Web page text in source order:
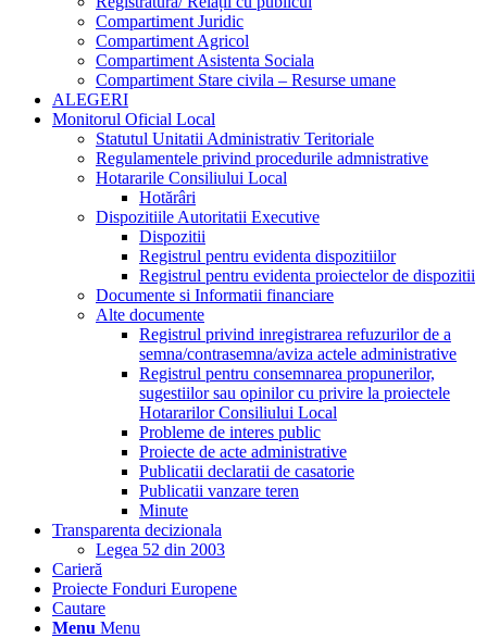
Compartiment Juridic
Compartiment Agricol
Compartiment Asistenta Sociala
Compartiment Stare civila – Resurse umane
ALEGERI
Monitorul Oficial Local
Statutul Unitatii Administrativ Teritoriale
Regulamentele privind procedurile admnistrative
Hotararile Consiliului Local
Hotărâri
Dispozitiile Autoritatii Executive
Dispozitii
Registrul pentru evidenta dispozitiilor
Registrul pentru evidenta proiectelor de dispozitii
Documente si Informatii financiare
Alte documente
Registrul privind inregistrarea refuzurilor de a
semna/contrasemna/aviza actele administrative
Registrul pentru consemnarea propunerilor,
sugestiilor sau opinilor cu privire la proiectele
Hotararilor Consiliului Local
Probleme de interes public
Proiecte de acte administrative
Publicatii declaratii de casatorie
Publicatii vanzare teren
Minute
Transparenta decizionala
Legea 52 din 2003
Carieră
Proiecte Fonduri Europene
Cautare
Menu Menu